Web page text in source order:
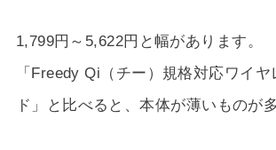
1,799円～5,622円と幅があります。
「Freedy Qi（チー）規格対応ワイヤ
ド」と比べると、本体が薄いものが